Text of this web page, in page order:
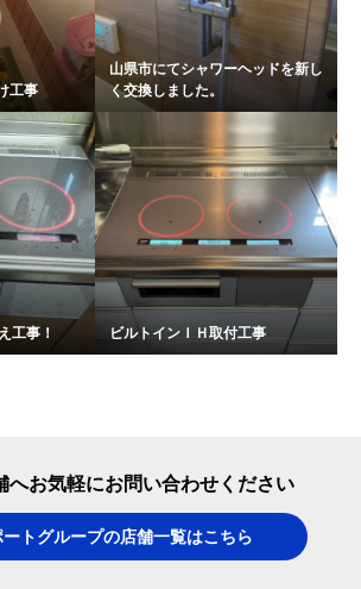
工事
山県市にてシャワーヘッドを新し
く交換しました。
工事！ ビルトインＩＨ取付工事
へお気軽にお問い合わせください
トグループの店舗一覧はこちら